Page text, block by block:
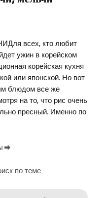
всех, кто любит
ужин в корейском
корейская кухня
или японской. Но вот
блюдом все же
на то, что рис очень
пресный. Именно по
по теме